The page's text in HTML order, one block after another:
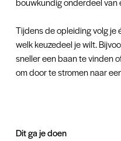
Tijdens de opleiding volg je
welk keuzedeel je wilt.
sneller een baan te vinden
om door te stromen naar
Dit ga je doen